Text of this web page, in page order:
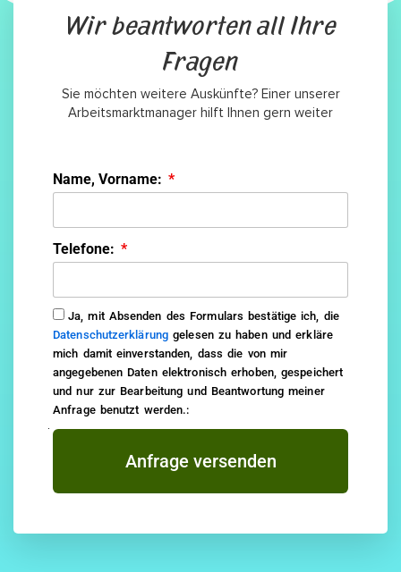
Wir beantworten all Ihre
Fragen
Sie möchten weitere Auskünfte? Einer unserer
Arbeitsmarktmanager hilft Ihnen gern weiter
Name, Vorname:
Telefone:
Ja, mit Absenden des Formulars bestätige ich, die
Datenschutzerklärung gelesen zu haben und erkläre
mich damit einverstanden, dass die von mir
angegebenen Daten elektronisch erhoben, gespeichert
und nur zur Bearbeitung und Beantwortung meiner
Anfrage benutzt werden.:
Anfrage versenden